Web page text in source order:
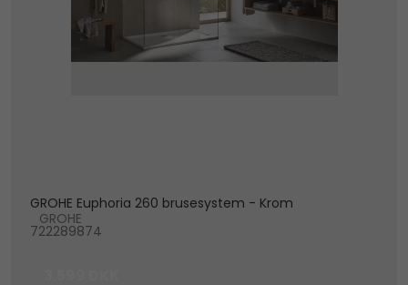
GROHE Euphoria 260 brusesystem - Krom
GROHE
722289874